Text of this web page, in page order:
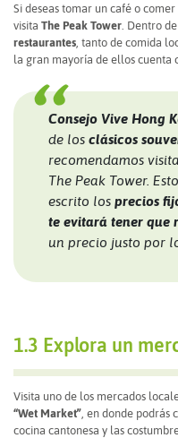
Si deseas tomar un café o
visita The Peak Tower . Dentro
restaurantes , tanto de comida
la gran mayoría de ellos cuenta
Consejo Vive Hong
de los clásicos
recomendamos
The Peak Tower.
escrito los precios
te evitará tener que
un precio justo por
1.3 Explora un
Visita uno de los mercados
“Wet Market” , en donde
cocina cantonesa y las